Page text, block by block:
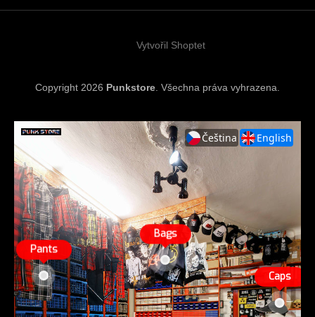
Vytvořil Shoptet
Copyright 2026 Punkstore . Všechna práva vyhrazena.